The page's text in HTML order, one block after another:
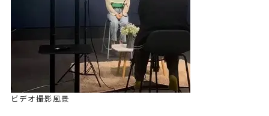
ビデオ撮影風景